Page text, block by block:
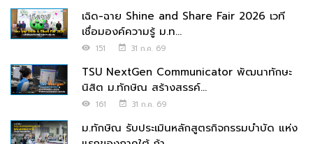
เฉิด-ฉาย Shine and Share Fair 2026 เวที
เชื่อมองค์ความรู้ ม.ท...
151 31 ก.ค. 69
TSU NextGen Communicator พัฒนาทักษะ
นิสิต ม.ทักษิณ สร้างสรรค์...
161 31 ก.ค. 69
ม.ทักษิณ รับประเมินหลักสูตรกิจกรรมบำบัด แห่ง